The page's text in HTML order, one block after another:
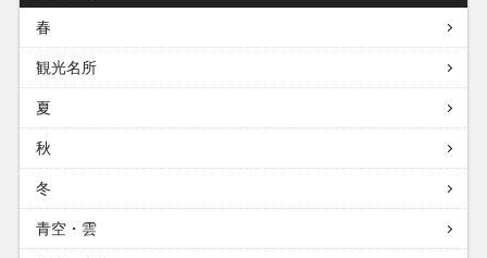
春
観光名所
夏
秋
冬
青空・雲